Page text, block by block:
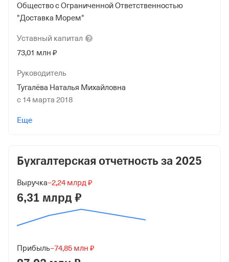
Общество с Ограниченной Ответственностью
"Доставка Морем"
Уставный капитал
73,01 млн ₽
Руководитель
Тугалёва Наталья Михайловна
с 14 марта 2018
Косых Илья Анатольевич
ОБЩЕСТВО С ОГРАНИЧЕННОЙ ОТВЕТСТВЕННОСТЬЮ
73 002 699 ₽ (100%)
Дата регистрации
9 августа 2016
Еще
Бухгалтерская отчетность за 2025
Выручка−2,24 млрд ₽
6,31 млрд ₽
Прибыль−74,85 млн ₽